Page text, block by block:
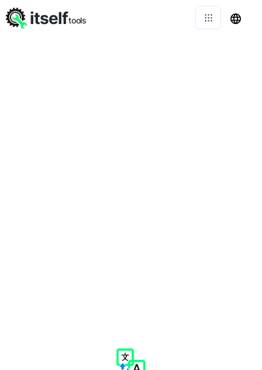
itselftools